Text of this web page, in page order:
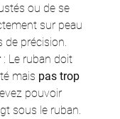
ou de se
sur peau
de précision.
: Le ruban doit
mais pas trop
pouvoir
sous le ruban.